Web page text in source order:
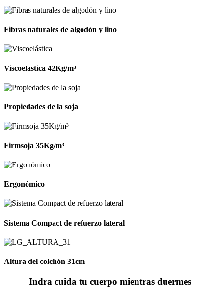
Fibras naturales de algodón y lino
Viscoelástica 42Kg/m³
Propiedades de la soja
Firmsoja 35Kg/m³
Ergonómico
Sistema Compact de refuerzo lateral
Altura del colchón 31cm
Indra cuida tu cuerpo mientras duermes